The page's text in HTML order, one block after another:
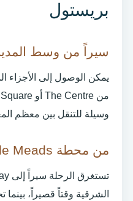
بريستول
سيراً من وسط
يمكن الوصول إلى الأجزاء
وسيلة للتنقل بين معظم
من محطة Temple Meads